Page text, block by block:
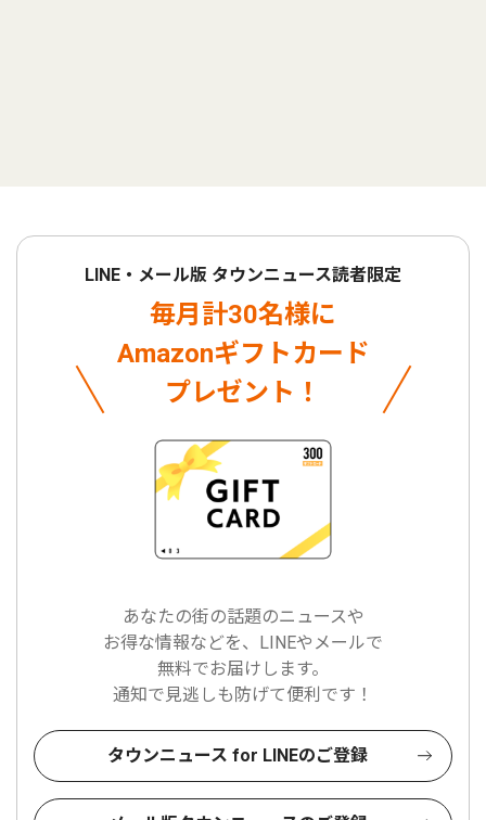
LINE・メール版 タウンニュース読者限定
毎月計30名様に
Amazonギフトカード
プレゼント！
あなたの街の話題のニュースや
お得な情報などを、LINEやメールで
無料でお届けします。
通知で見逃しも防げて便利です！
タウンニュース for LINEのご登録